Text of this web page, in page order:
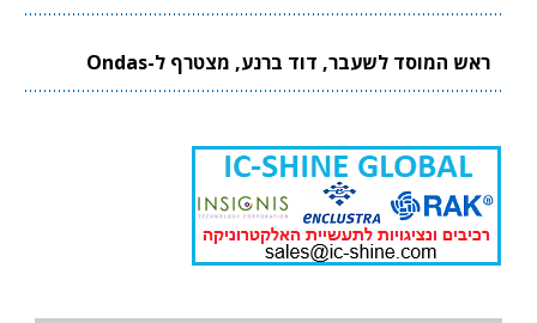
ראש המוסד לשעבר, דוד ברנע, מצטרף ל-Ondas